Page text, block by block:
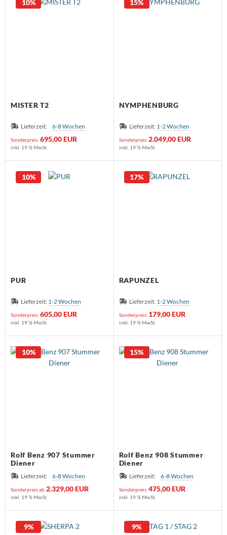
MISTER T2
Lieferzeit: 6-8 Wochen
Sonderpreis 695,00 EUR
10%
inkl. 19 % MwSt.
NYMPHENBURG
Lieferzeit: 1-2 Wochen
Sonderpreis 2.049,00 EUR
15%
inkl. 19 % MwSt.
PUR
Lieferzeit: 1-2 Wochen
Sonderpreis 605,00 EUR
10%
inkl. 19 % MwSt.
RAPUNZEL
Lieferzeit: 1-2 Wochen
Sonderpreis 179,00 EUR
17%
inkl. 19 % MwSt.
Rolf Benz 907 Stummer
Diener
Lieferzeit: 6-8 Wochen
Sonderpreis ab 2.329,00 EUR
10%
inkl. 19 % MwSt.
Rolf Benz 908 Stummer
Diener
Lieferzeit: 6-8 Wochen
Sonderpreis 475,00 EUR
15%
inkl. 19 % MwSt.
9% 9%